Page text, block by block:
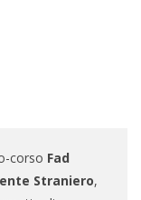
corso Fad
Straniero,